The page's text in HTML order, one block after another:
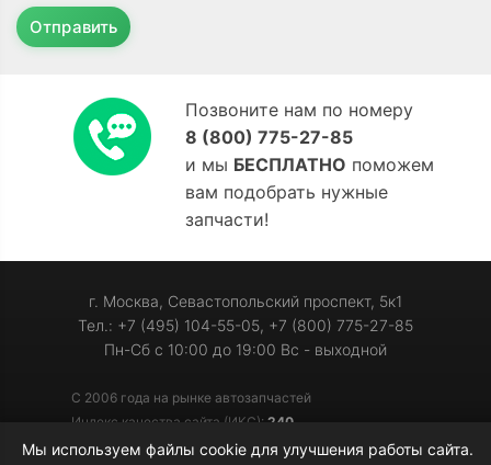
Отправить
Позвоните нам по номеру
8 (800) 775-27-85
и мы БЕСПЛАТНО поможем
вам подобрать нужные
запчасти!
г. Москва, Севастопольский проспект, 5к1
Тел.: +7 (495) 104-55-05, +7 (800) 775-27-85
Пн-Сб с 10:00 до 19:00 Вс - выходной
С 2006 года на рынке автозапчастей
Индекс качества сайта (ИКС): 240
Мы используем файлы cookie для улучшения работы сайта.